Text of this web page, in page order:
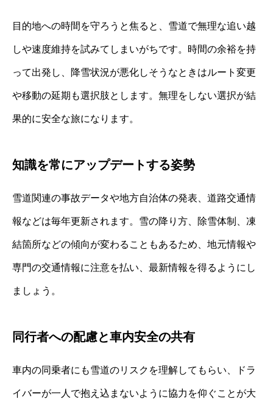
目的地への時間を守ろうと焦ると、雪道で無理な追い越
しや速度維持を試みてしまいがちです。時間の余裕を持
って出発し、降雪状況が悪化しそうなときはルート変更
や移動の延期も選択肢とします。無理をしない選択が結
果的に安全な旅になります。
知識を常にアップデートする姿勢
雪道関連の事故データや地方自治体の発表、道路交通情
報などは毎年更新されます。雪の降り方、除雪体制、凍
結箇所などの傾向が変わることもあるため、地元情報や
専門の交通情報に注意を払い、最新情報を得るようにし
ましょう。
同行者への配慮と車内安全の共有
車内の同乗者にも雪道のリスクを理解してもらい、ドラ
イバーが一人で抱え込まないように協力を仰ぐことが大